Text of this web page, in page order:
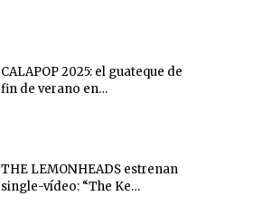
CALAPOP 2025: el guateque de
fin de verano en…
THE LEMONHEADS estrenan
single-vídeo: “The Ke…